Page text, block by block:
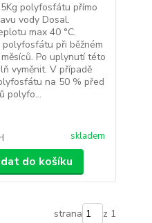
polyfosfátu přímo
vody Dosal.
max 40 °C.
při běžném
Po uplynutí této
vyměnit. V případě
na 50 % před
polyfo...
skladem
do košíku
strana z 1